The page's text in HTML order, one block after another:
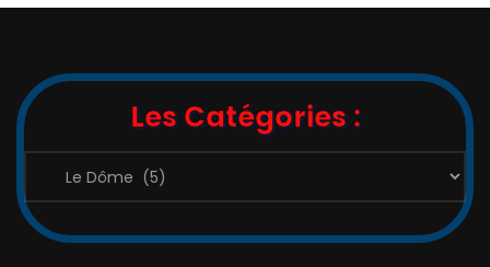
Les Catégories :
Catégories